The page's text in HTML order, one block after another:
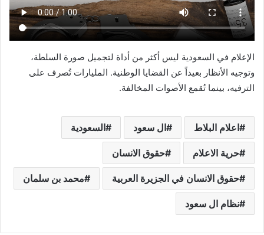
الإعلام في السعودية ليس أكثر من أداة لتجميل صورة السلطة،
وتوجيه الأنظار بعيداً عن القضايا الوطنية. المليارات تُصرف على
الترفيه، بينما تُقمع الأصوات المخالفة.
اعلام البلاط ال سعود السعودية
حرية الاعلام حقوق الانسان
حقوق الانسان في الجزيرة العربية محمد بن سلمان
نظام ال سعود